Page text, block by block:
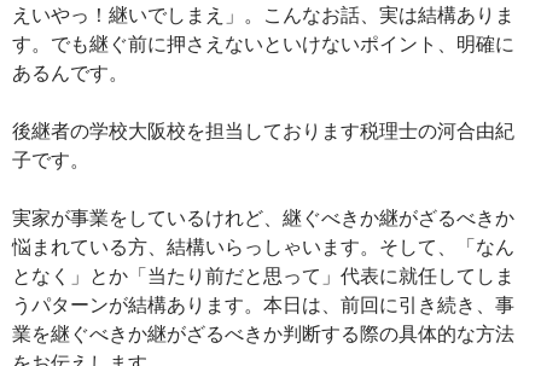
えいやっ！継いでしまえ」。こんなお話、実は結構ありま
す。でも継ぐ前に押さえないといけないポイント、明確に
あるんです。
後継者の学校大阪校を担当しております税理士の河合由紀
子です。
実家が事業をしているけれど、継ぐべきか継がざるべきか
悩まれている方、結構いらっしゃいます。そして、「なん
となく」とか「当たり前だと思って」代表に就任してしま
うパターンが結構あります。本日は、前回に引き続き、事
業を継ぐべきか継がざるべきか判断する際の具体的な方法